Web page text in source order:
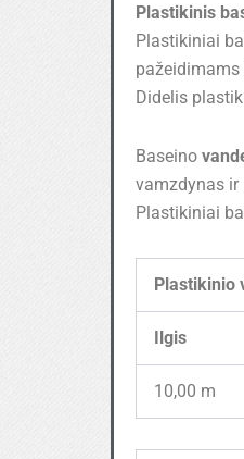
Plastikinis
Plastikiniai
Didelis
Baseino
vamzdynas ir
Plastikiniai
Plastikinio
Ilgis
10,00 m